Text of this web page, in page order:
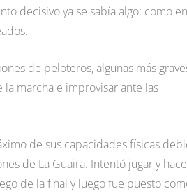
decisivo ya se sabía algo: como en
de peloteros, algunas más
marcha e improvisar ante las
de sus capacidades físicas
de La Guaira. Intentó jugar y
de la final y luego fue puesto